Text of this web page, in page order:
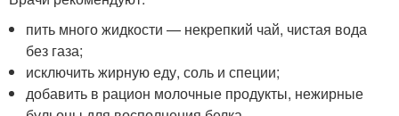
пить много жидкости — некрепкий чай, чистая вода
без газа;
исключить жирную еду, соль и специи;
добавить в рацион молочные продукты, нежирные